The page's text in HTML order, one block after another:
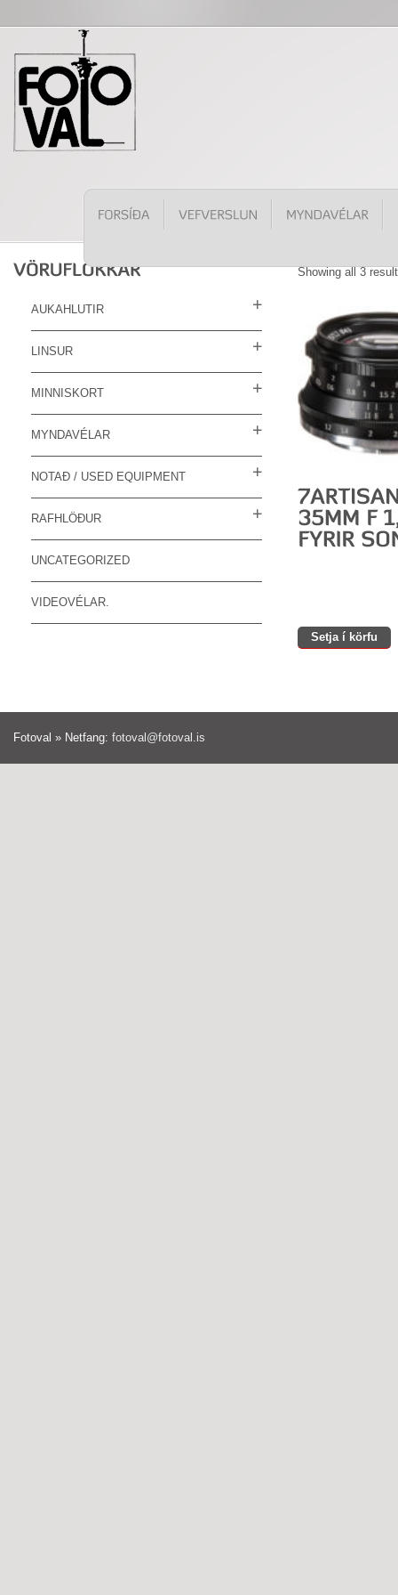
Showing all 3
Setja í körfu
AUKAHLUTIR
LINSUR
MINNISKORT
MYNDAVÉLAR
NOTAÐ / USED EQUIPMENT
RAFHLÖÐUR
UNCATEGORIZED
VIDEOVÉLAR.
Fotoval » Netfang: fotoval@fotoval.is